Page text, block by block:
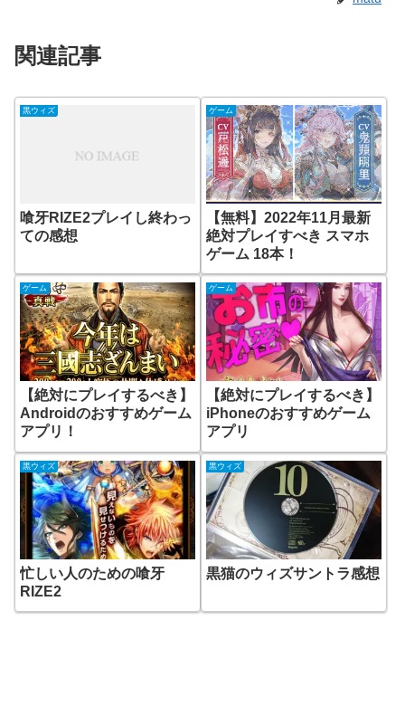
関連記事
黒ウィズ
喰牙RIZE2プレイし終わっ
ての感想
ゲーム
【無料】2022年11月最新
絶対プレイすべき スマホ
ゲーム 18本！
ゲーム
【絶対にプレイするべき】
Androidのおすすめゲーム
アプリ！
ゲーム
【絶対にプレイするべき】
iPhoneのおすすめゲーム
アプリ
黒ウィズ
忙しい人のための喰牙
RIZE2
黒ウィズ
黒猫のウィズサントラ感想